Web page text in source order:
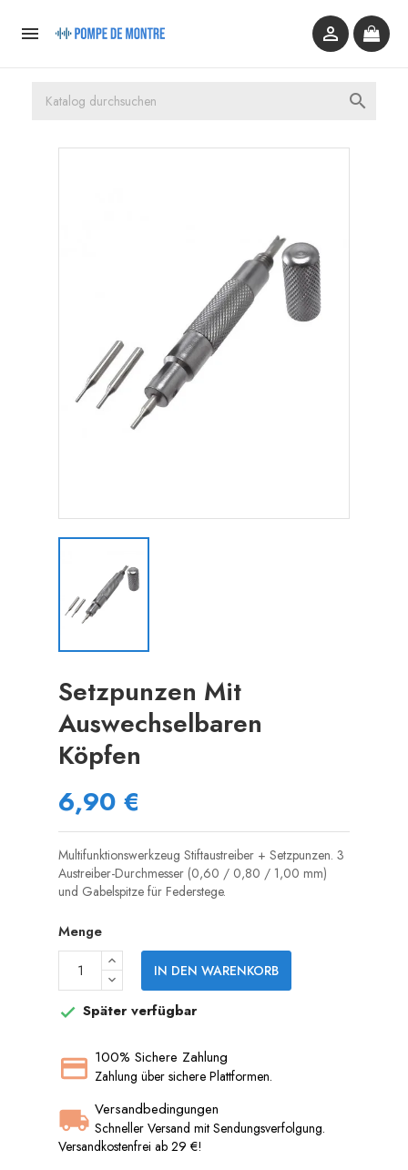
 

Setzpunzen Mit
Auswechselbaren
Köpfen
6,90 €
Multifunktionswerkzeug Stiftaustreiber + Setzpunzen. 3
Austreiber-Durchmesser (0,60 / 0,80 / 1,00 mm)
und Gabelspitze für Federstege.
Menge
IN DEN WARENKORB
 Später verfügbar
100% Sichere Zahlung
Zahlung über sichere Plattformen.
Versandbedingungen
Schneller Versand mit Sendungsverfolgung.
Versandkostenfrei ab 29 €!